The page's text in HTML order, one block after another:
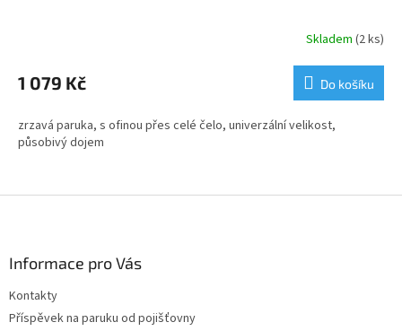
Skladem (2 ks)
1 079 Kč Do košíku
zrzavá paruka, s ofinou přes celé čelo, univerzální velikost,
působivý dojem
Informace pro Vás
Kontakty
Příspěvek na paruku od pojišťovny